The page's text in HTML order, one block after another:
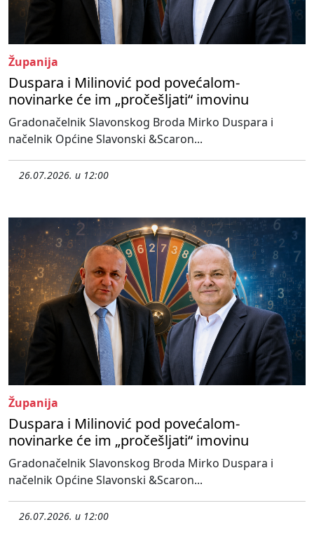
Županija
Duspara i Milinović pod povećalom-
novinarke će im „pročešljati“ imovinu
Gradonačelnik Slavonskog Broda Mirko Duspara i
načelnik Općine Slavonski &Scaron...
26.07.2026. u 12:00
Županija
Duspara i Milinović pod povećalom-
novinarke će im „pročešljati“ imovinu
Gradonačelnik Slavonskog Broda Mirko Duspara i
načelnik Općine Slavonski &Scaron...
26.07.2026. u 12:00